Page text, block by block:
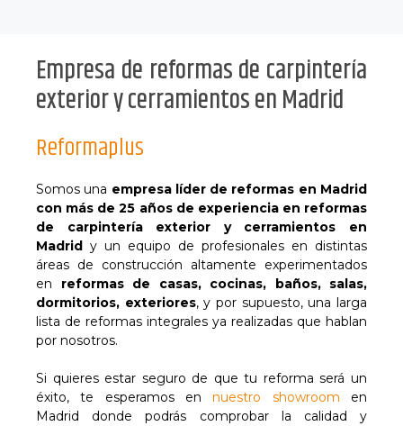
Empresa de reformas de carpintería
exterior y cerramientos en Madrid
Reformaplus
Somos una empresa líder de reformas en Madrid
con más de 25 años de experiencia en reformas
de carpintería exterior y cerramientos en
Madrid y un equipo de profesionales en distintas
áreas de construcción altamente experimentados
en reformas de casas, cocinas, baños, salas,
dormitorios, exteriores, y por supuesto, una larga
lista de reformas integrales ya realizadas que hablan
por nosotros.
Si quieres estar seguro de que tu reforma será un
éxito, te esperamos ennuestro showroom en
Madrid donde podrás comprobar la calidad y